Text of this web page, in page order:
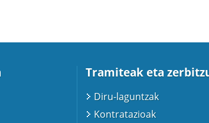
Tramiteak eta
Diru-laguntzak
Kontratazioak